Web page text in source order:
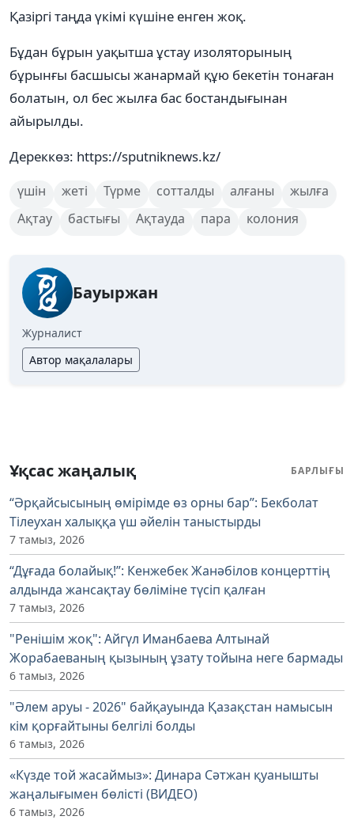
Қазіргі таңда үкімі күшіне енген жоқ.
Бұдан бұрын уақытша ұстау изоляторының
бұрынғы басшысы жанармай құю бекетін тонаған
болатын, ол бес жылға бас бостандығынан
айырылды.
Дереккөз: https://sputniknews.kz/
үшін жеті Түрме сотталды алғаны
жылға
Ақтау
бастығы Ақтауда пара колония
Бауыржан
Журналист
Автор мақалалары
Ұқсас жаңалық БАРЛЫҒЫ
“Әрқайсысының өмірімде өз орны бар”: Бекболат
Тілеухан халыққа үш әйелін таныстырды
7 тамыз, 2026
“Дұғада болайық!”: Кенжебек Жанәбілов концерттің
алдында жансақтау бөліміне түсіп қалған
7 тамыз, 2026
"Ренішім жоқ": Айгүл Иманбаева Алтынай
Жорабаеваның қызының ұзату тойына неге бармады
6 тамыз, 2026
"Әлем аруы - 2026" байқауында Қазақстан намысын
кім қорғайтыны белгілі болды
6 тамыз, 2026
«Күзде той жасаймыз»: Динара Сәтжан қуанышты
жаңалығымен бөлісті (ВИДЕО)
6 тамыз, 2026